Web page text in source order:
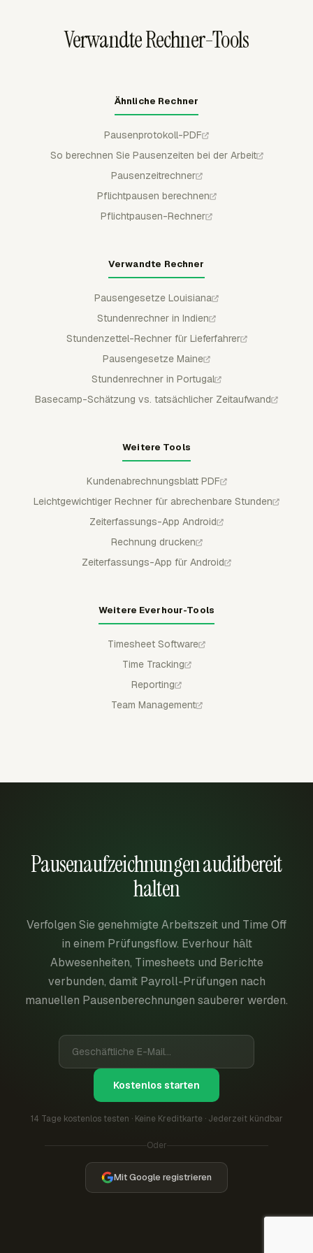
gebunden bleiben.
Verwandte Rechner-Tools
Ähnliche Rechner
Pausenprotokoll-PDF
So berechnen Sie Pausenzeiten bei der Arbeit
Pausenzeitrechner
Pflichtpausen berechnen
Pflichtpausen-Rechner
Verwandte Rechner
Pausengesetze Louisiana
Stundenrechner in Indien
Stundenzettel-Rechner für Lieferfahrer
Pausengesetze Maine
Stundenrechner in Portugal
Basecamp-Schätzung vs. tatsächlicher Zeitaufwand
Weitere Tools
Kundenabrechnungsblatt PDF
Leichtgewichtiger Rechner für abrechenbare Stunden
Zeiterfassungs-App Android
Rechnung drucken
Zeiterfassungs-App für Android
Weitere Everhour-Tools
Timesheet Software
Time Tracking
Reporting
Team Management
Pausenaufzeichnungen auditbereit
halten
Verfolgen Sie genehmigte Arbeitszeit und Time Off
in einem Prüfungsflow. Everhour hält
Abwesenheiten, Timesheets und Berichte
verbunden, damit Payroll-Prüfungen nach
manuellen Pausenberechnungen sauberer werden.
Kostenlos starten
14 Tage kostenlos testen · Keine Kreditkarte · Jederzeit kündbar
Oder
Mit Google registrieren